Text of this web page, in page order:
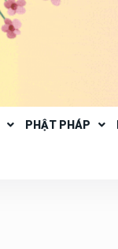
PHẬT PHÁP